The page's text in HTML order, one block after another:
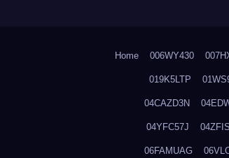
Home 006WY430
019K5LTP
04CAZD3N
04YFC57J
06FAMUAG